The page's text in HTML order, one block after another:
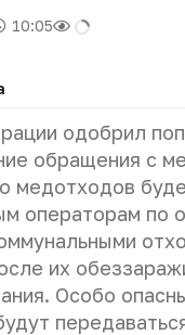
10:05
одобрил
обращения с
медотходов
операторам по
их
Особо